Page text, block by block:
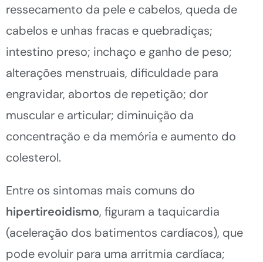
ressecamento da pele e cabelos, queda de
cabelos e unhas fracas e quebradiças;
intestino preso; inchaço e ganho de peso;
alterações menstruais, dificuldade para
engravidar, abortos de repetição; dor
muscular e articular; diminuição da
concentração e da memória e aumento do
colesterol.
Entre os sintomas mais comuns do
hipertireoidismo, figuram a taquicardia
(aceleração dos batimentos cardíacos), que
pode evoluir para uma arritmia cardíaca;